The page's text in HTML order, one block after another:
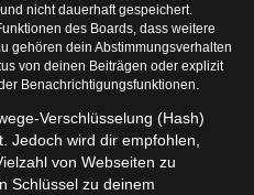
nicht dauerhaft gespeichert.
des Boards, dass weitere
gehören dein Abstimmungsverhalten
von deinen Beiträgen oder explizit
Benachrichtigungsfunktionen.
Verschlüsselung (Hash)
Jedoch wird dir empfohlen,
von Webseiten zu
Schlüssel zu deinem